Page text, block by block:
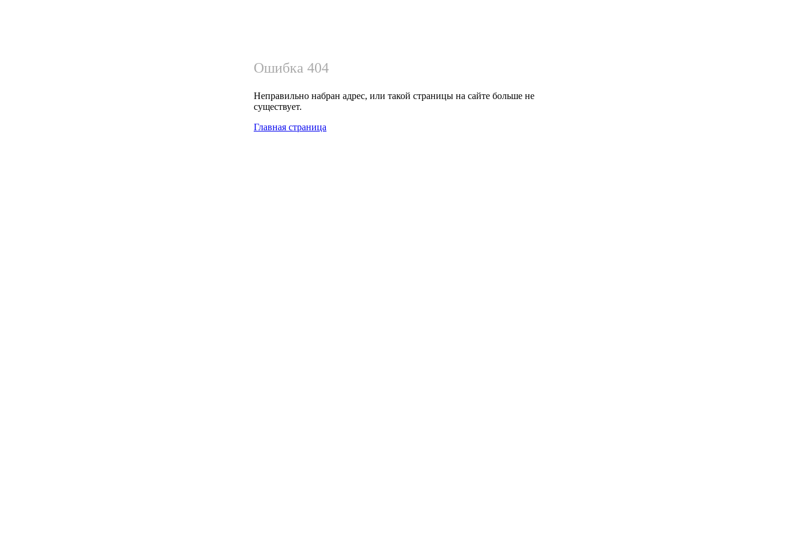
Ошибка 404
Неправильно набран адрес, или такой страницы на сайте больше не
существует.
Главная страница